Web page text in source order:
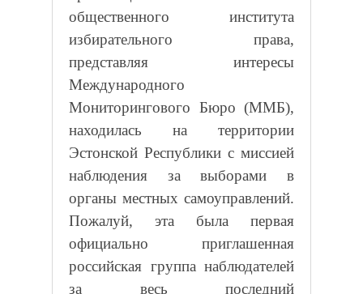
общественного института
избирательного права,
представляя интересы
Международного
Мониторингового Бюро (ММБ),
находилась на территории
Эстонской Республики с миссией
наблюдения за выборами в
органы местных самоуправлений.
Пожалуй, эта была первая
официально приглашенная
российская группа наблюдателей
за весь последний